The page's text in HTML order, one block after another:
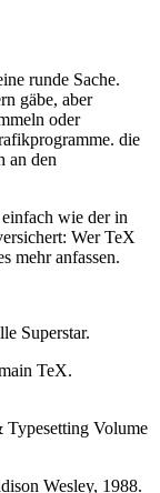
runde Sache.
gäbe, aber
oder
die
an den
wie der in
Wer TeX
mehr anfassen.
Superstar.
TeX.
Volume
Wesley, 1988.